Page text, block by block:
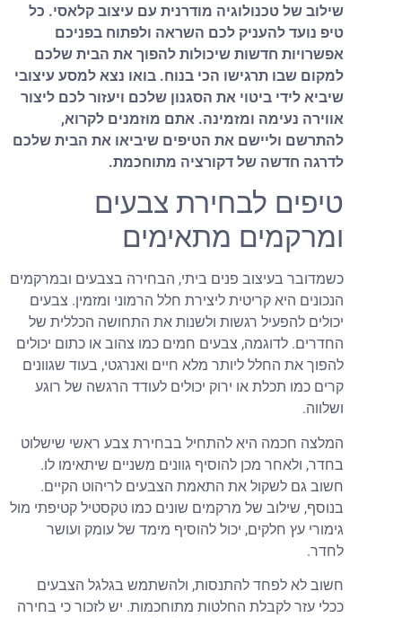
שילוב של טכנולוגיה מודרנית עם עיצוב קלאסי. כל
טיפ נועד להעניק לכם השראה ולפתוח בפניכם
אפשרויות חדשות שיכולות להפוך את הבית שלכם
למקום שבו תרגישו הכי בנוח. בואו נצא למסע עיצובי
שיביא לידי ביטוי את הסגנון שלכם ויעזור לכם ליצור
אווירה נעימה ומזמינה. אתם מוזמנים לקרוא,
להתרשם וליישם את הטיפים שיביאו את הבית שלכם
לדרגה חדשה של דקורציה מתוחכמת.
טיפים לבחירת צבעים
ומרקמים מתאימים
כשמדובר בעיצוב פנים ביתי, הבחירה בצבעים ובמרקמים
הנכונים היא קריטית ליצירת חלל הרמוני ומזמין. צבעים
יכולים להפעיל רגשות ולשנות את התחושה הכללית של
החדרים. לדוגמה, צבעים חמים כמו צהוב או כתום יכולים
להפוך את החלל ליותר מלא חיים ואנרגטי, בעוד שגוונים
קרים כמו תכלת או ירוק יכולים לעודד הרגשה של רוגע
ושלווה.
המלצה חכמה היא להתחיל בבחירת צבע ראשי שישלוט
בחדר, ולאחר מכן להוסיף גוונים משניים שיתאימו לו.
חשוב גם לשקול את התאמת הצבעים לריהוט הקיים.
בנוסף, שילוב של מרקמים שונים כמו טקסטיל קטיפתי מול
גימורי עץ חלקים, יכול להוסיף מימד של עומק ועושר
לחדר.
חשוב לא לפחד להתנסות, ולהשתמש בגלגל הצבעים
ככלי עזר לקבלת החלטות מתוחכמות. יש לזכור כי בחירה